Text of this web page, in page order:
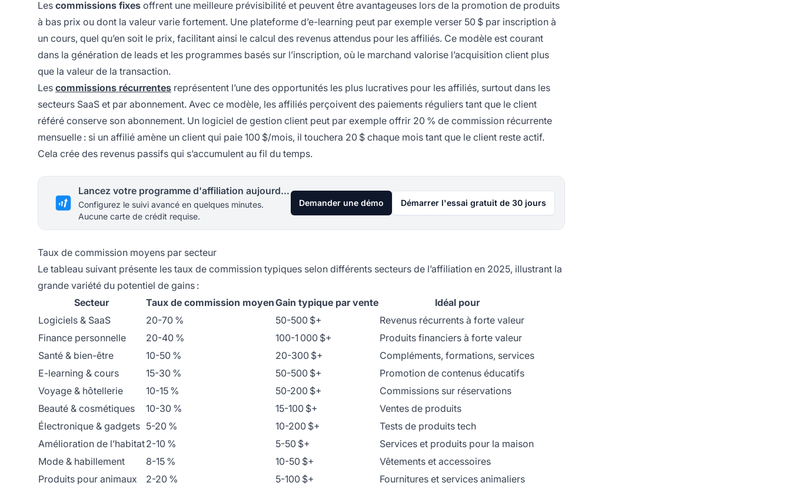
Les commissions fixes offrent une meilleure prévisibilité et peuvent être avantageuses lors de la promotion de produits
à bas prix ou dont la valeur varie fortement. Une plateforme d’e-learning peut par exemple verser 50 $ par inscription à
un cours, quel qu’en soit le prix, facilitant ainsi le calcul des revenus attendus pour les affiliés. Ce modèle est courant
dans la génération de leads et les programmes basés sur l’inscription, où le marchand valorise l’acquisition client plus
que la valeur de la transaction.
Les commissions récurrentes représentent l’une des opportunités les plus lucratives pour les affiliés, surtout dans les
secteurs SaaS et par abonnement. Avec ce modèle, les affiliés perçoivent des paiements réguliers tant que le client
référé conserve son abonnement. Un logiciel de gestion client peut par exemple offrir 20 % de commission récurrente
mensuelle : si un affilié amène un client qui paie 100 $/mois, il touchera 20 $ chaque mois tant que le client reste actif.
Cela crée des revenus passifs qui s’accumulent au fil du temps.
Lancez votre programme d'affiliation aujourd'hui
Configurez le suivi avancé en quelques minutes.
Aucune carte de crédit requise.
Demander une démo Démarrer l'essai gratuit de 30 jours
Taux de commission moyens par secteur
Le tableau suivant présente les taux de commission typiques selon différents secteurs de l’affiliation en 2025, illustrant la
grande variété du potentiel de gains :
Secteur
Taux de commission moyenGain typique par vente
Idéal pour
Logiciels & SaaS
20-70 % 50-500 $+
Revenus récurrents à forte valeur
Finance personnelle
20-40 % 100-1 000 $+
Produits financiers à forte valeur
Santé & bien-être
10-50 % 20-300 $+
Compléments, formations, services
E-learning & cours
15-30 % 50-500 $+
Promotion de contenus éducatifs
Voyage & hôtellerie
10-15 % 50-200 $+
Commissions sur réservations
Beauté & cosmétiques
10-30 % 15-100 $+
Ventes de produits
Électronique & gadgets 5-20 % 10-200 $+
Tests de produits tech
Amélioration de l’habitat2-10 % 5-50 $+
Services et produits pour la maison
Mode & habillement
8-15 % 10-50 $+
Vêtements et accessoires
Produits pour animaux
2-20 % 5-100 $+
Fournitures et services animaliers